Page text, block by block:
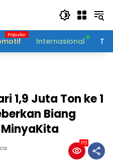
Internasional
1,9 Juta Ton ke 1
Biang
115